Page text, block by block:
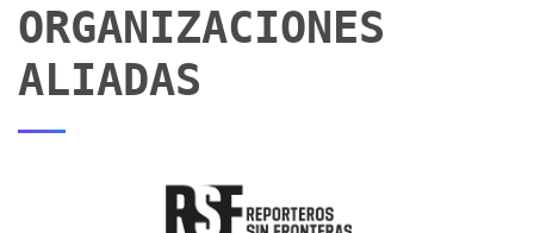
ORGANIZACIONES
ALIADAS